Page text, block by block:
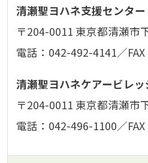
清瀬聖ヨハネ支援センター
〒204-0011 東京都清瀬市
電話：042-492-4141／
清瀬聖ヨハネケアービレッ
〒204-0011 東京都清瀬市
電話：042-496-1100／